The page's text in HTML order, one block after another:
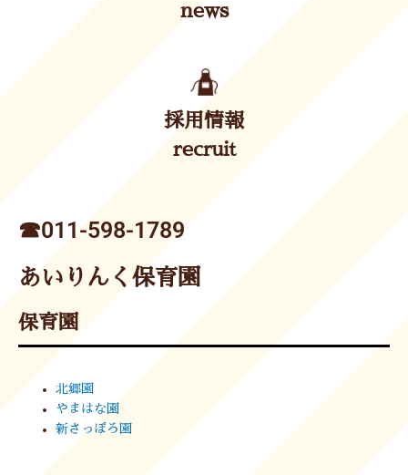
news
採用情報
recruit
☎︎011-598-1789
あいりんく保育園
保育園
北郷園
やまはな園
新さっぽろ園